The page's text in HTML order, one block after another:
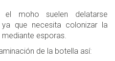
moho suelen delatarse
que necesita colonizar la
esporas.
de la botella así: